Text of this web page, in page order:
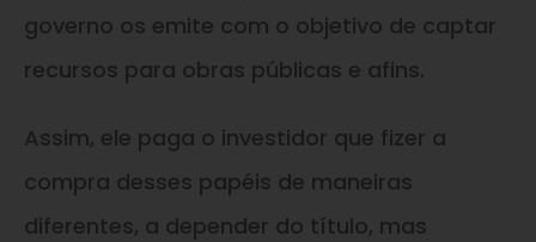
governo os emite com o objetivo de captar
recursos para obras públicas e afins.
Assim, ele paga o investidor que fizer a
compra desses papéis de maneiras
diferentes, a depender do título, mas